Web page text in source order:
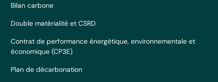
Bilan carbone
Double matérialité et CSRD
Contrat de performance énergétique, environnementale et
économique (CP3E)
Plan de décarbonation